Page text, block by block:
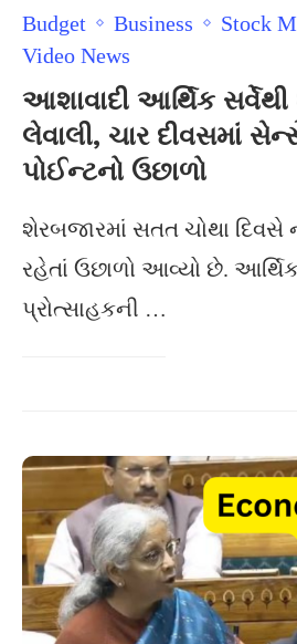
Budget Business
Stock
Video News
આશાવાદી આર્થિક સર્વેથી
લેવાલી, ચાર દીવસમાં
પોઈન્ટનો ઉછાળો
શેરબજારમાં સતત ચોથા દિવસે
રહેતાં ઉછાળો આવ્યો છે. આર્થિક
પ્રોત્સાહકની …